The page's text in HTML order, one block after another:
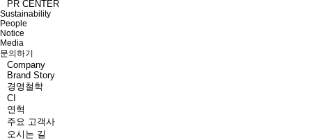
PR CENTER
Sustainability
People
Notice
Media
문의하기
Company
Brand Story
경영철학
CI
연혁
주요 고객사
오시는 길